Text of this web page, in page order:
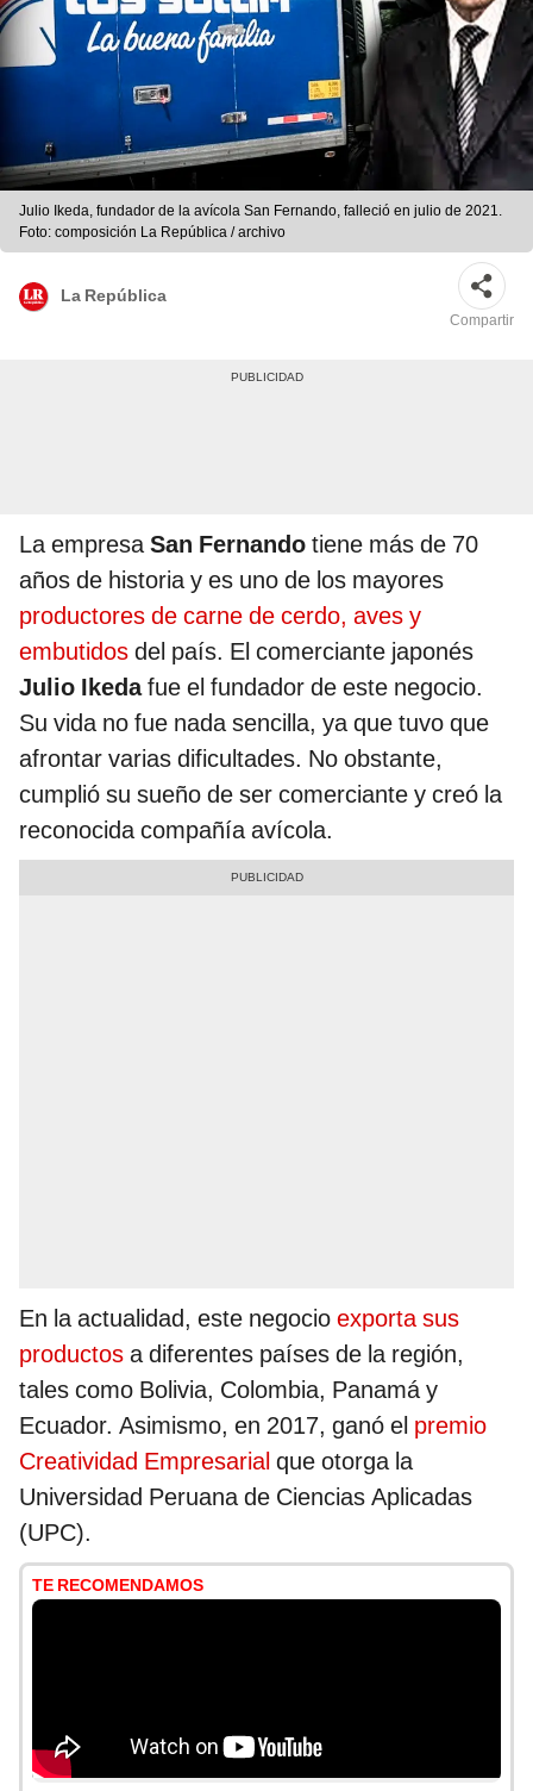
Julio Ikeda, fundador de la avícola San Fernando, falleció en julio de 2021.
Foto: composición La República / archivo
La República
Compartir
La empresaSan Fernando tiene más de 70
años de historia y es uno de los mayores
productores de carne de cerdo, aves y
embutidos del país. El comerciante japonés
Julio Ikedafue el fundador de este negocio.
Su vida no fue nada sencilla, ya que tuvo que
afrontar varias dificultades. No obstante,
cumplió su sueño de ser comerciante y creó la
reconocida compañía avícola.
En la actualidad, este negocio exporta sus
productos a diferentes países de la región,
tales como Bolivia, Colombia, Panamá y
Ecuador. Asimismo, en 2017, ganó el premio
Creatividad Empresarial que otorga la
Universidad Peruana de Ciencias Aplicadas
(UPC).
TE RECOMENDAMOS